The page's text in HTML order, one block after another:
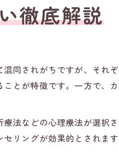
徹底解説
同されがちですが、それ
とが特徴です。一方で、
法などの心理療法が選択
リングが効果的とされま